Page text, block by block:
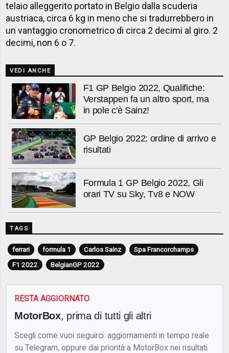
telaio alleggerito portato in Belgio dalla scuderia
austriaca, circa 6 kg in meno che si tradurrebbero in
un vantaggio cronometrico di circa 2 decimi al giro. 2
decimi, non 6 o 7.
VEDI ANCHE
F1 GP Belgio 2022, Qualifiche:
Verstappen fa un altro sport, ma
in pole c'è Sainz!
GP Belgio 2022: ordine di arrivo e
risultati
Formula 1 GP Belgio 2022, Gli
orari TV su Sky, Tv8 e NOW
TAGS
ferrari formula 1 Carlos Sainz
Spa Francorchamps
F1 2022
BelgianGP 2022
RESTA AGGIORNATO
MotorBox, prima di tutti gli altri
Scegli come vuoi seguirci: aggiornamenti in tempo reale
su Telegram, oppure dai priorità a MotorBox nei risultati